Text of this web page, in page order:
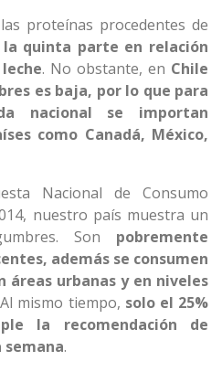
proteínas procedentes de
quinta parte en relación
. No obstante, en Chile
es baja, por lo que para
nacional se importan
como Canadá, México,
Nacional de Consumo
nuestro país muestra un
Son pobremente
además se consumen
áreas urbanas y en niveles
mismo tiempo, solo el 25%
la recomendación de
semana.